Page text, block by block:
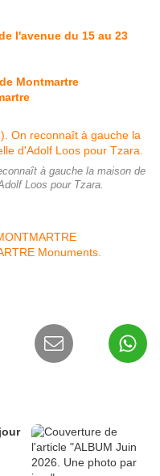
l'avenue du 15 au 23
Montmartre
à gauche la maison de
Loos pour Tzara.
Monuments.